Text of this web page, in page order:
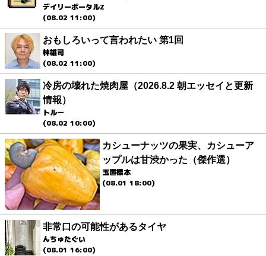
デイリーポータルZ
(08.02 11:00)
おもしろいって言われたい 第1回
林雄司
(08.02 11:00)
冷房の壊れた焼肉屋（2026.8.2 朝エッセイと更新
情報）
トルー
(08.02 10:00)
カシューナッツの果実、カシューア
ップルは甘渋かった（傑作選）
玉置標本
(08.01 18:00)
非常口の可能性があるタイヤ
んちゅたぐい
(08.01 16:00)